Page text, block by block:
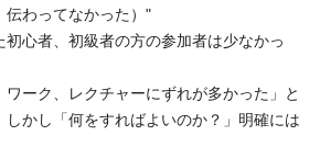
伝わってなかった）"
初心者、初級者の方の参加者は少なかっ
ワーク、レクチャーにずれが多かった」と
しかし「何をすればよいのか？」明確には